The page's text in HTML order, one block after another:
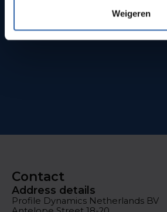
Weigeren
Contact
Address details
Profile Dynamics Netherlands BV